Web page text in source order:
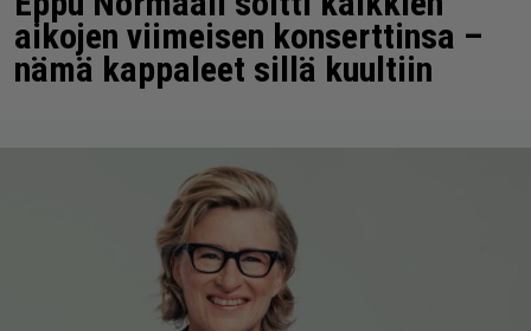
aikojen viimeisen konserttinsa –
nämä kappaleet sillä kuultiin